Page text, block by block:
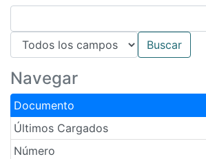
Navegar
Documento
Últimos Cargados
Número